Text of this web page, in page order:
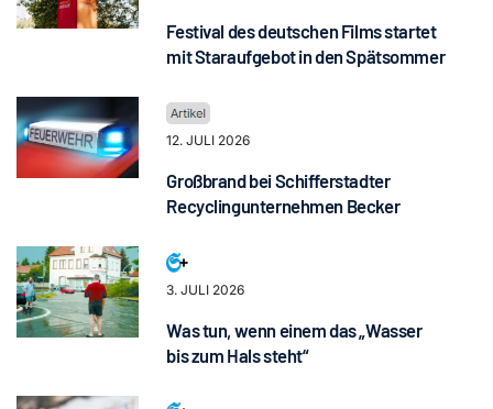
Festival des deutschen Films startet
mit Staraufgebot in den Spätsommer
12. JULI 2026
Großbrand bei Schifferstadter
Recyclingunternehmen Becker
3. JULI 2026
Was tun, wenn einem das „Wasser
bis zum Hals steht“